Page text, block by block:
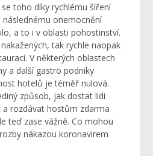
toho díky rychlému šíření
onemocnění
a to i v oblasti pohostinství.
tak rychle naopak
V některých oblastech
a další gastro podniky
hotelů je téměř nulová.
způsob, jak dostat lidi
rozdávat hostům zdarma
teď zase vážně. Co mohou
nákazou koronavirem